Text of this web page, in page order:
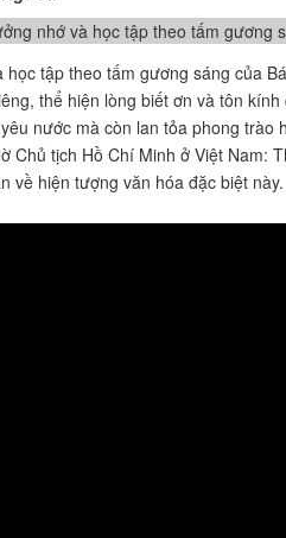
tập theo tấm gương sáng của
thể hiện lòng biết ơn và tôn
nước mà còn lan tỏa phong trào
Chủ tịch Hồ Chí Minh ở Việt Nam:
về hiện tượng văn hóa đặc biệt này.